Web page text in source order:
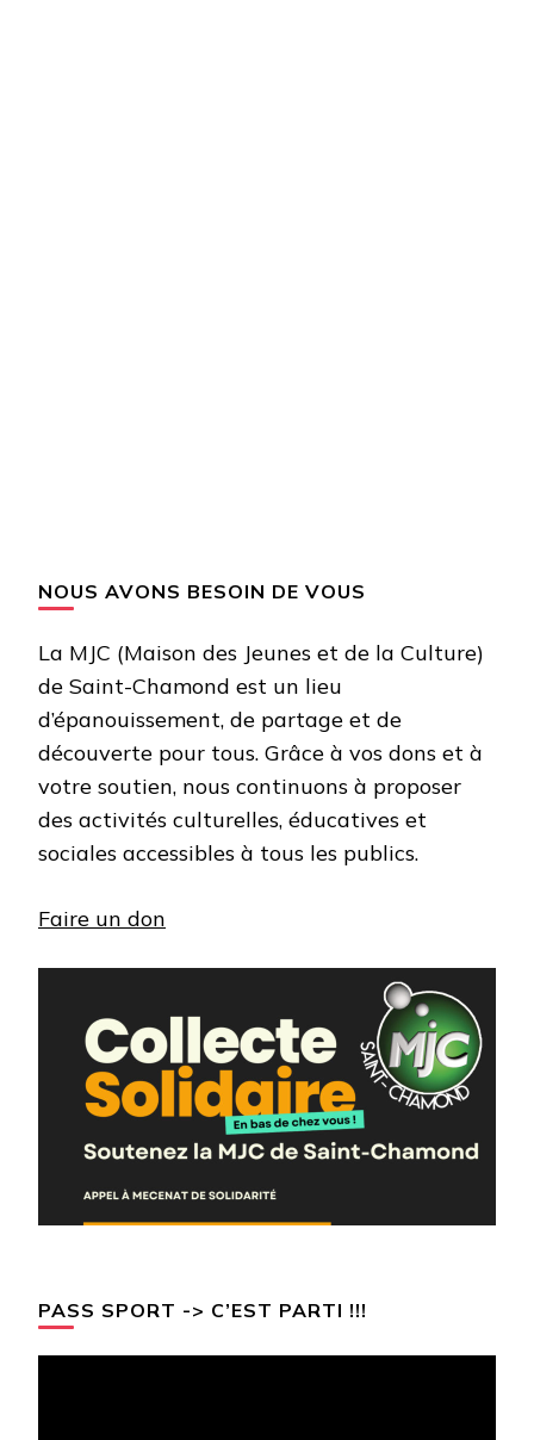
NOUS AVONS BESOIN DE VOUS
La MJC (Maison des Jeunes et de la Culture)
de Saint-Chamond est un lieu
d’épanouissement, de partage et de
découverte pour tous. Grâce à vos dons et à
votre soutien, nous continuons à proposer
des activités culturelles, éducatives et
sociales accessibles à tous les publics.
Faire un don
PASS SPORT -> C’EST PARTI !!!